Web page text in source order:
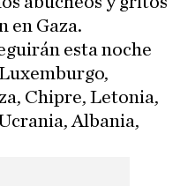
en Gaza.
esta noche
Chipre, Letonia,
Albania,